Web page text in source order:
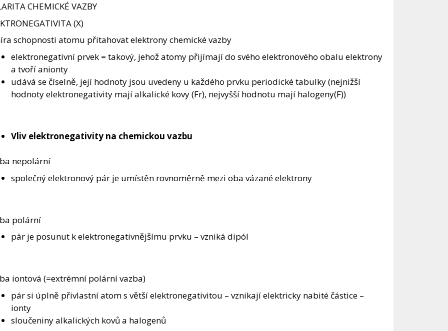
CHEMICKÉ VAZBY
(X)
schopnosti atomu přitahovat elektrony chemické vazby
elektronegativní prvek = takový, jehož atomy přijímají do svého elektronového obalu elektrony
a tvoří anionty
udává se číselně, její hodnoty jsou uvedeny u každého prvku periodické tabulky (nejnižší
hodnoty elektronegativity mají alkalické kovy (Fr), nejvyšší hodnotu mají halogeny(F))
Vliv elektronegativity na chemickou vazbu
nepolární
společný elektronový pár je umístěn rovnoměrně mezi oba vázané elektrony
polární
pár je posunut k elektronegativnějšímu prvku – vzniká dipól
iontová (=extrémní polární vazba)
pár si úplně přivlastní atom s větší elektronegativitou – vznikají elektricky nabité částice –
ionty
sloučeniny alkalických kovů a halogenů